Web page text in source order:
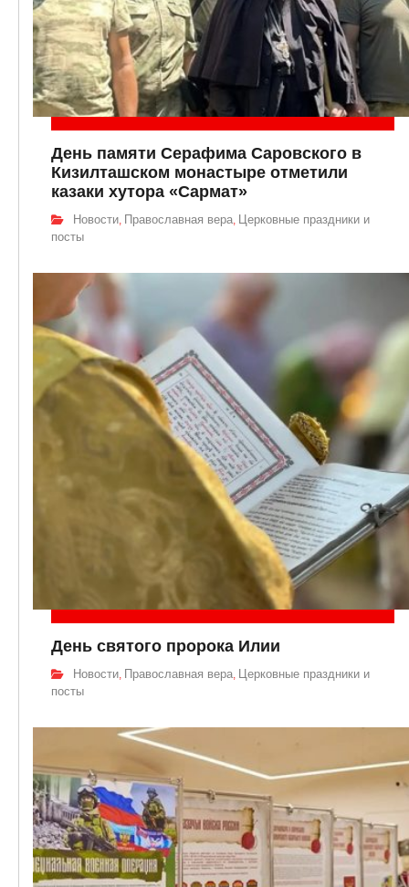
День памяти Серафима Саровского в
Кизилташском монастыре отметили
казаки хутора «Сармат»
Новости Православная вера Церковные праздники и
посты
День святого пророка Илии
Новости, Православная вера, Церковные праздники и
посты